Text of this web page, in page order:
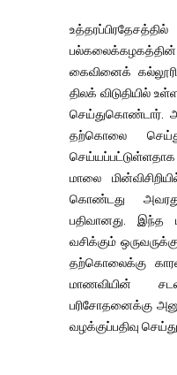
கைவினைக்
திலக் விடுதியில்
செய்துகொண்டார்.
தற்கொலை
செய்யப்பட்டுள்ளதாக
மாலை
கொண்டது
பதிவானது. இந்த
வசிக்கும்
தற்கொலைக்கு
மாணவியின்
பரிசோதனைக்கு
வழக்குப்பதிவு